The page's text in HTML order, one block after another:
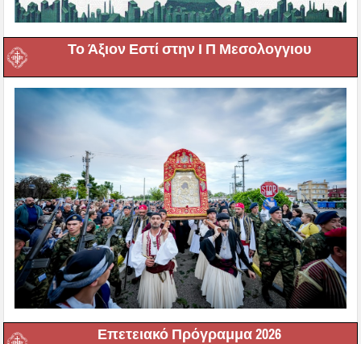
Το Άξιον Εστί στην Ι Π Μεσολογγιου
Επετειακό Πρόγραμμα 2026